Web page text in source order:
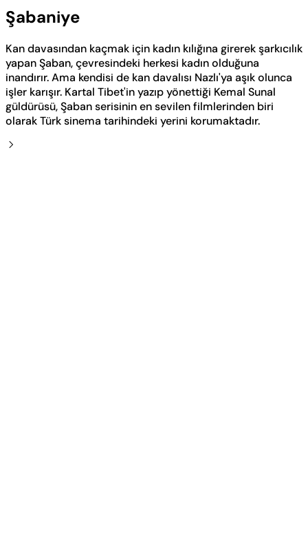
Şabaniye
Kan davasından kaçmak için kadın kılığına girerek şarkıcılık
yapan Şaban, çevresindeki herkesi kadın olduğuna
inandırır. Ama kendisi de kan davalısı Nazlı'ya aşık olunca
işler karışır. Kartal Tibet'in yazıp yönettiği Kemal Sunal
güldürüsü, Şaban serisinin en sevilen filmlerinden biri
olarak Türk sinema tarihindeki yerini korumaktadır.